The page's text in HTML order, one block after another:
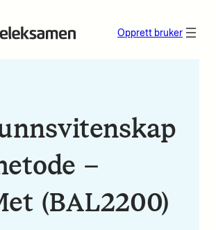
Opprett bruker
–
(BAL2200)